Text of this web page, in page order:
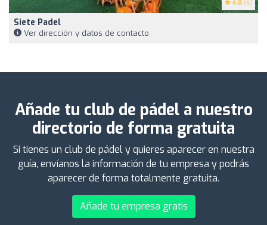
4.8 (4)
Siete Padel
Ver dirección y datos de contacto
Añade tu club de pádel a nuestro
directorio de forma gratuita
Si tienes un club de pádel y quieres aparecer en nuestra
guía, envíanos la información de tu empresa y podrás
aparecer de forma totalmente gratuita.
Añade tu empresa gratis